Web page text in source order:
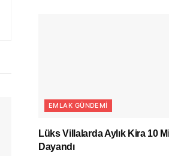
EMLAK GÜNDEMI
Lüks Villalarda Aylık Kira 10
Dayandı